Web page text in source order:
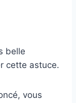
belle
cette astuce.
vous